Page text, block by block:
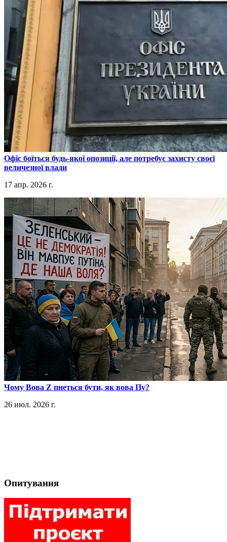
​Офіс боїться будь-якої опозиції, але потребує захисту своєї
величезної влади
17 апр. 2026 г.
​Чому Вова Z пнеться бути, як вова Пу?
26 июл. 2026 г.
Опитування